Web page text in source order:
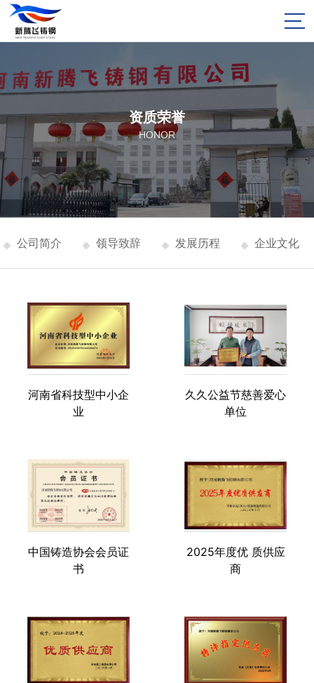
资质荣誉
HONOR
公司简介 领导致辞 发展历程 企业文化
河南省科技型中小企
业
久久公益节慈善爱心
单位
中国铸造协会会员证
书
2025年度优 质供应
商